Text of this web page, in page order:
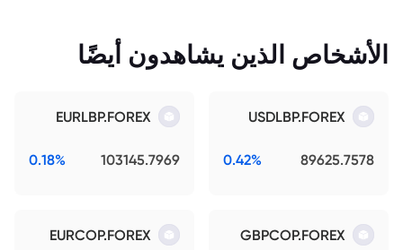
الأشخاص الذين يشاهدون أيضًا
USDLBP.FOREX
89625.7578
0.42%
EURLBP.FOREX
103145.7969
0.18%
GBPCOP.FOREX
EURCOP.FOREX